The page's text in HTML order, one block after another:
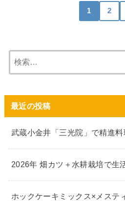
1 2
索:
最近の投稿
武蔵小金井「三光院」で精進料
2026年 畑カツ＋水耕栽培で生
ホックケーキミックス×メステ